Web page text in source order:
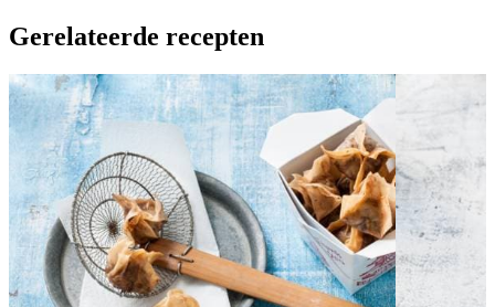
Gerelateerde recepten